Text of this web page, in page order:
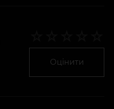
Оцінити